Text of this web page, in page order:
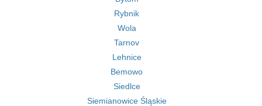
Rybnik
Wola
Tarnov
Lehnice
Bemowo
Siedlce
Siemianowice Śląskie